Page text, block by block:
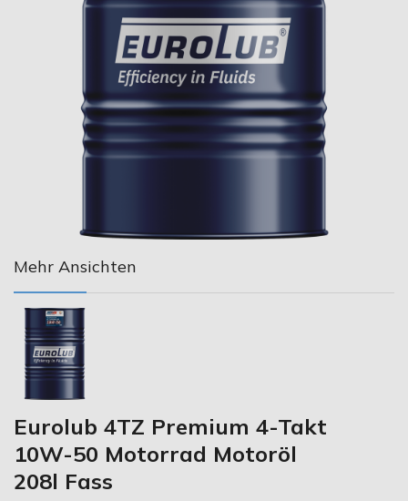
Mehr Ansichten
Eurolub 4TZ Premium 4-Takt
10W-50 Motorrad Motoröl
208l Fass